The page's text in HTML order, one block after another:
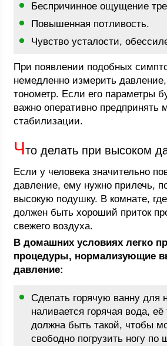
Беспричинное ощущение
Повышенная потливость.
Чувство усталости,
При появлении подобных
немедленно измерить
тонометр. Если его параметры
важно оперативно предпринять
стабилизации.
Что делать при высоком
Если у человека значительно
давление, ему нужно прилечь,
высокую подушку. В комнате,
должен быть хороший приток
свежего воздуха.
В домашних условиях легко
процедуры, нормализующие
давление:
Сделать горячую ванну для
наливается горячая вода,
должна быть такой, чтобы
свободно погрузить ногу по